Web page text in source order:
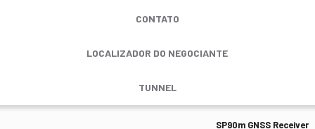
CONTATO
LOCALIZADOR DO NEGOCIANTE
TUNNEL
SP90m GNSS Receiver